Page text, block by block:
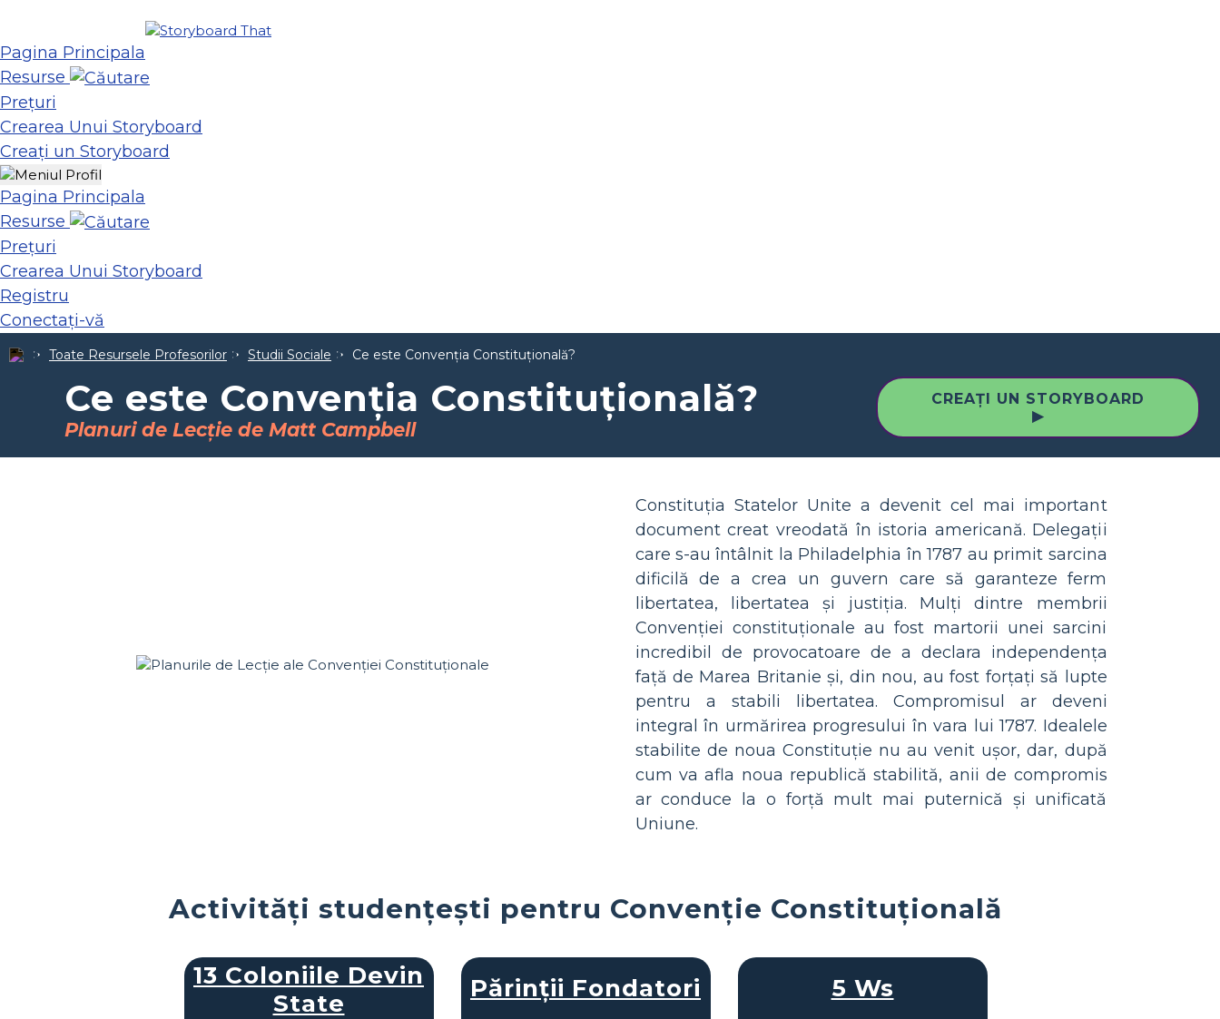
Pagina Principala
Resurse
Prețuri
Crearea Unui Storyboard
Creați un Storyboard
Pagina Principala
Resurse
Prețuri
Crearea Unui Storyboard
Registru
Conectați-vă
Toate Resursele Profesorilor Studii Sociale Ce este Convenția Constituțională?
Ce este Convenția Constituțională?
Planuri de Lecție de Matt Campbell
CREAȚI UN STORYBOARD
▶
Constituția Statelor Unite a devenit cel mai important
document creat vreodată în istoria americană. Delegații
care s-au întâlnit la Philadelphia în 1787 au primit sarcina
dificilă de a crea un guvern care să garanteze ferm
libertatea, libertatea și justiția. Mulți dintre membrii
Convenției constituționale au fost martorii unei sarcini
incredibil de provocatoare de a declara independența
față de Marea Britanie și, din nou, au fost forțați să lupte
pentru a stabili libertatea. Compromisul ar deveni
integral în urmărirea progresului în vara lui 1787. Idealele
stabilite de noua Constituție nu au venit ușor, dar, după
cum va afla noua republică stabilită, anii de compromis
ar conduce la o forță mult mai puternică și unificată
Uniune.
Activități studențești pentru Convenție Constituțională
13 Coloniile Devin
State
Părinții Fondatori 5 Ws